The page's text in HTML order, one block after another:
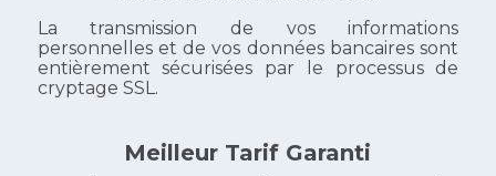
La transmission de vos informations
personnelles et de vos données bancaires sont
entièrement sécurisées par le processus de
cryptage SSL.
Meilleur Tarif Garanti